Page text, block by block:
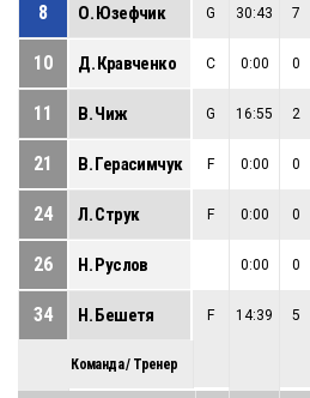
8 О. Юзефчик G 30:43 7
10 Д. Кравченко C 0:00 0
11 В. Чиж G 16:55 2
21 В. Герасимчук F 0:00 0
24 Л. Струк F 0:00 0
26 Н. Руслов 0:00 0
34 Н. Бешетя F 14:39 5
Команда / Тренер